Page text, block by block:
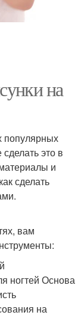
на
популярных
это в
и
сделать
вам
ногтей Основа
на